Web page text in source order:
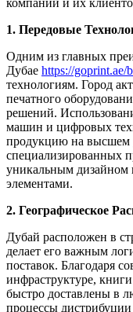
1. Передовые
Одним из главных
Дубае https://goprint.ae/
технологиям. Город
печатного
решений.
машин и цифровых
продукцию на высшем
специализированных
уникальным
элементами.
2. Географическое
Дубай расположен в
делает его важным
поставок. Благодаря
инфраструктуре,
быстро доставлены в
процессы